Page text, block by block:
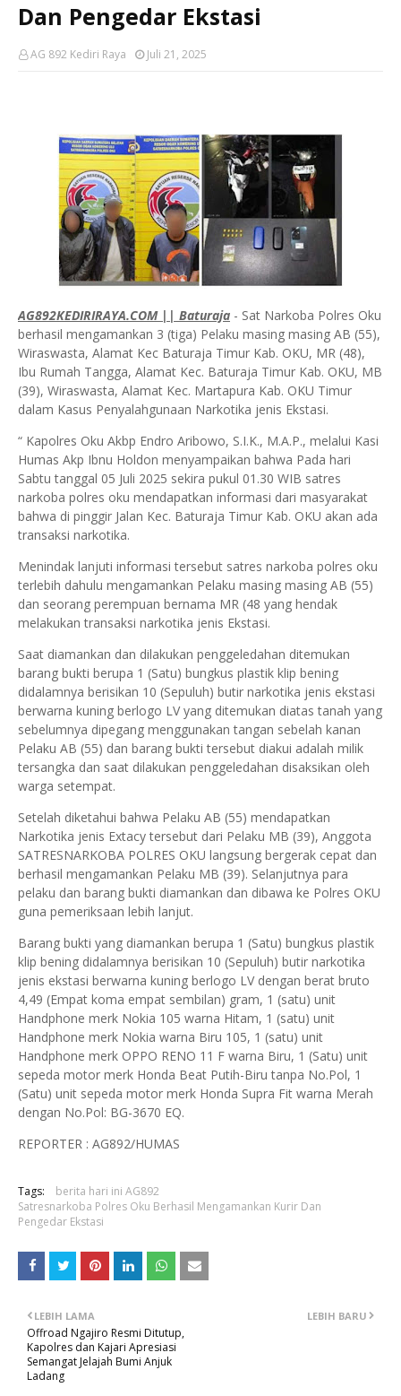
Dan Pengedar Ekstasi
AG 892 Kediri Raya Juli 21, 2025
AG892KEDIRIRAYA.COM || Baturaja - Sat Narkoba Polres Oku
berhasil mengamankan 3 (tiga) Pelaku masing masing AB (55),
Wiraswasta, Alamat Kec Baturaja Timur Kab. OKU, MR (48),
Ibu Rumah Tangga, Alamat Kec. Baturaja Timur Kab. OKU, MB
(39), Wiraswasta, Alamat Kec. Martapura Kab. OKU Timur
dalam Kasus Penyalahgunaan Narkotika jenis Ekstasi.
“ Kapolres Oku Akbp Endro Aribowo, S.I.K., M.A.P., melalui Kasi
Humas Akp Ibnu Holdon menyampaikan bahwa Pada hari
Sabtu tanggal 05 Juli 2025 sekira pukul 01.30 WIB satres
narkoba polres oku mendapatkan informasi dari masyarakat
bahwa di pinggir Jalan Kec. Baturaja Timur Kab. OKU akan ada
transaksi narkotika.
Menindak lanjuti informasi tersebut satres narkoba polres oku
terlebih dahulu mengamankan Pelaku masing masing AB (55)
dan seorang perempuan bernama MR (48 yang hendak
melakukan transaksi narkotika jenis Ekstasi.
Saat diamankan dan dilakukan penggeledahan ditemukan
barang bukti berupa 1 (Satu) bungkus plastik klip bening
didalamnya berisikan 10 (Sepuluh) butir narkotika jenis ekstasi
berwarna kuning berlogo LV yang ditemukan diatas tanah yang
sebelumnya dipegang menggunakan tangan sebelah kanan
Pelaku AB (55) dan barang bukti tersebut diakui adalah milik
tersangka dan saat dilakukan penggeledahan disaksikan oleh
warga setempat.
Setelah diketahui bahwa Pelaku AB (55) mendapatkan
Narkotika jenis Extacy tersebut dari Pelaku MB (39), Anggota
SATRESNARKOBA POLRES OKU langsung bergerak cepat dan
berhasil mengamankan Pelaku MB (39). Selanjutnya para
pelaku dan barang bukti diamankan dan dibawa ke Polres OKU
guna pemeriksaan lebih lanjut.
Barang bukti yang diamankan berupa 1 (Satu) bungkus plastik
klip bening didalamnya berisikan 10 (Sepuluh) butir narkotika
jenis ekstasi berwarna kuning berlogo LV dengan berat bruto
4,49 (Empat koma empat sembilan) gram, 1 (satu) unit
Handphone merk Nokia 105 warna Hitam, 1 (satu) unit
Handphone merk Nokia warna Biru 105, 1 (satu) unit
Handphone merk OPPO RENO 11 F warna Biru, 1 (Satu) unit
sepeda motor merk Honda Beat Putih-Biru tanpa No.Pol, 1
(Satu) unit sepeda motor merk Honda Supra Fit warna Merah
dengan No.Pol: BG-3670 EQ.
REPORTER : AG892/HUMAS
Tags:
berita hari ini AG892
Satresnarkoba Polres Oku Berhasil Mengamankan Kurir Dan
Pengedar Ekstasi
LEBIH BARU
LEBIH LAMA
Offroad Ngajiro Resmi Ditutup,
Kapolres dan Kajari Apresiasi
Semangat Jelajah Bumi Anjuk
Ladang